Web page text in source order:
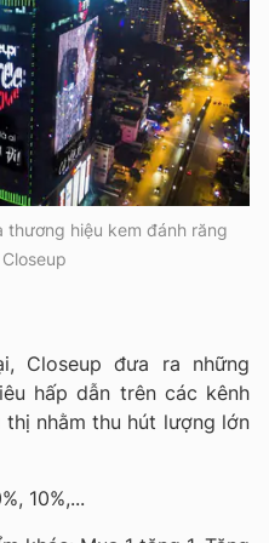
thương hiệu kem đánh răng
Closeup đưa ra những
hấp dẫn trên các kênh
nhằm thu hút lượng lớn
10%,...